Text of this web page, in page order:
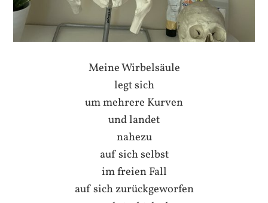
Meine Wirbelsäule
legt sich
um mehrere Kurven
und landet
nahezu
auf sich selbst
im freien Fall
auf sich zurückgeworfen